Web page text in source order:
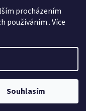
procházením
používáním.. Více
Souhlasím
práva vyhrazena.